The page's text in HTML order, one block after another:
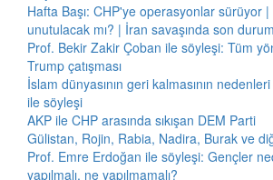
Hafta Başı: CHP'ye operasyonlar sürüyor |
unutulacak mı? | İran savaşında son durum
Prof. Bekir Zakir Çoban ile söyleşi: Tüm
Trump çatışması
İslam dünyasının geri kalmasının
ile söyleşi
AKP ile CHP arasında sıkışan DEM Parti
Gülistan, Rojin, Rabia, Nadira, Burak ve
Prof. Emre Erdoğan ile söyleşi: Gençler
yapılmalı, ne yapılmamalı?